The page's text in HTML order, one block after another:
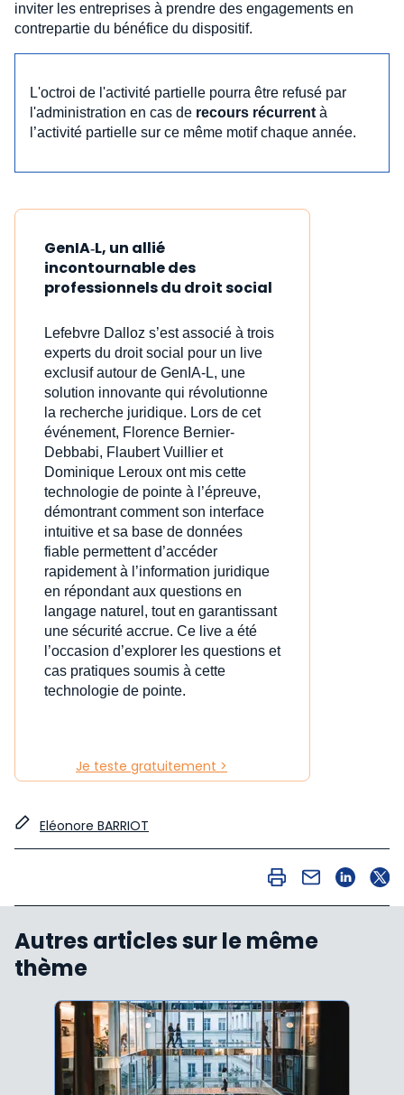
inviter les entreprises à prendre des engagements en
contrepartie du bénéfice du dispositif.
L'octroi de l'activité partielle pourra être refusé par
l'administration en cas de recours récurrentà
l’activité partielle sur ce même motif chaque année.
GenIA‑L, un allié
incontournable des
professionnels du droit social
Lefebvre Dalloz s’est associé à trois
experts du droit social pour un live
exclusif autour de GenIA‑L, une
solution innovante qui révolutionne
la recherche juridique. Lors de cet
événement, Florence Bernier-
Debbabi, Flaubert Vuillier et
Dominique Leroux ont mis cette
technologie de pointe à l’épreuve,
démontrant comment son interface
intuitive et sa base de données
fiable permettent d’accéder
rapidement à l’information juridique
en répondant aux questions en
langage naturel, tout en garantissant
une sécurité accrue. Ce live a été
l’occasion d’explorer les questions et
cas pratiques soumis à cette
technologie de pointe.
Je teste gratuitement >
Eléonore BARRIOT
Autres articles sur le même
thème